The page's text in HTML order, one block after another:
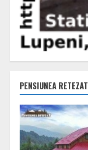
PENSIUNEA RETEZAT